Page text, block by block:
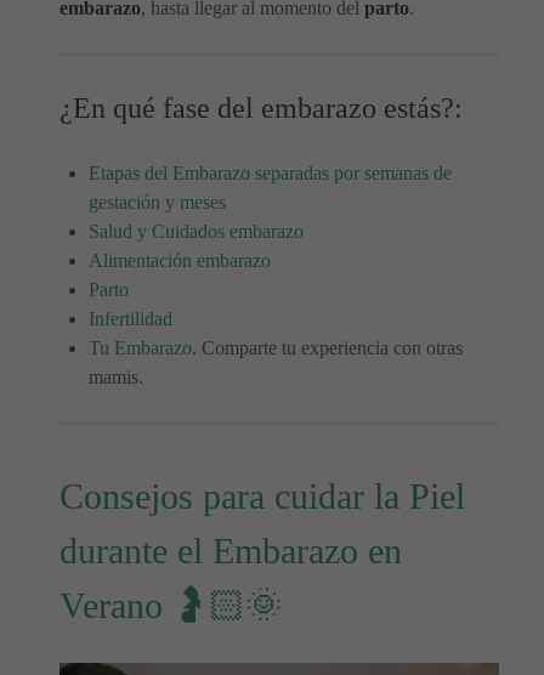
embarazo, hasta llegar al momento del parto.
¿En qué fase del embarazo estás?:
Etapas del Embarazo separadas por semanas de
gestación y meses
Salud y Cuidados embarazo
Alimentación embarazo
Parto
Infertilidad
Tu Embarazo. Comparte tu experiencia con otras
mamis.
Consejos para cuidar la Piel
durante el Embarazo en
Verano 🤰🏻🌞